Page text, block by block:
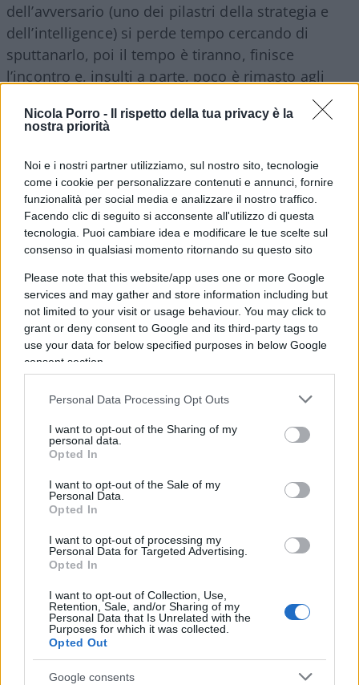
Nicola Porro -
Il rispetto della tua privacy è la
nostra priorità
Noi e i nostri partner utilizziamo, sul nostro sito, tecnologie
come i cookie per personalizzare contenuti e annunci, fornire
funzionalità per social media e analizzare il nostro traffico.
Facendo clic di seguito si acconsente all'utilizzo di questa
tecnologia. Puoi cambiare idea e modificare le tue scelte sul
consenso in qualsiasi momento ritornando su questo sito
Please note that this website/app uses one or more Google
services and may gather and store information including but
not limited to your visit or usage behaviour. You may click to
grant or deny consent to Google and its third-party tags to
use your data for below specified purposes in below Google
consent section.
Personal Data Processing Opt Outs
I want to opt-out of the Sharing of my
personal data.
Opted In
I want to opt-out of the Sale of my
Personal Data.
Opted In
I want to opt-out of processing my
Personal Data for Targeted Advertising.
Opted In
I want to opt-out of Collection, Use,
Retention, Sale, and/or Sharing of my
Personal Data that Is Unrelated with the
Purposes for which it was collected.
Opted Out
Google consents
dell’avversario (uno dei pilastri della strategia e
dell’intelligence) si perde tempo cercando di
sputtanarlo, poi il tempo è tiranno, finisce
l’incontro e, insulti a parte, poco è rimasto agli
oratori, e certamente la gente degli stessi possa
benissimo farne a meno, ciò che sembra contare
è portare colpi all’impazzata contro il
contendente, con una tattica che non paga non
soltanto nell’agone politico, ma nemmeno in
campo militare né in quello sportivo. Una guerra
non si vince di certo menando all’impazzata
cannonate a casaccio in direzione del nemico,
lasciando scoperte le difese ed il sostenimento e
ricambio delle truppe, così come una squadra di
soli attaccanti. La logica a cui si attiene la strategia
(che armonizza le azioni tattiche in un disegno più
ampio e armonico) sembra essere del tutto
insegnarcela prima di proporsi come nostri
comandanti.
valutare a come uno razzoli, piuttosto che a come
parli? Da un certo punto di vista, sì, sia pur con
tutte le difficoltà di valutare qualcuno mettendo
assieme frammenti, gesti episodici, fatti riportati